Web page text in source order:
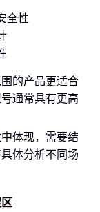
全性
的产品更适合
通常具有更高
体现，需要结
体分析不同场